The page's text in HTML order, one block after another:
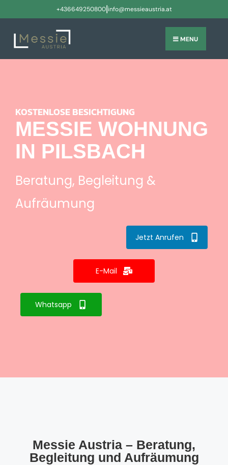
+436649250800|info@messieaustria.at
MENU
KOSTENLOSE BESICHTIGUNG
MESSIE WOHNUNG
IN PILSBACH
Beratung, Begleitung &
Aufräumung
Jetzt Anrufen
E-Mail
Whatsapp
Messie Austria – Beratung,
Begleitung und Aufräumung